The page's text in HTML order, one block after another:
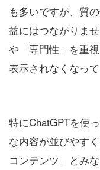
も多いですが、質
益にはつながりま
や「専門性」を重
表示されなくなって
特にChatGPTを使
な内容が並びやす
コンテンツ」とみ